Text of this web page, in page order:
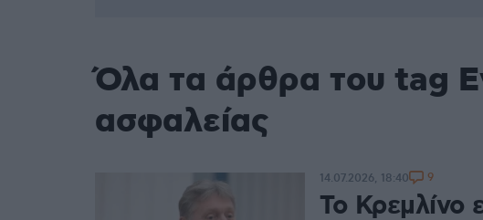
Όλα τα άρθρα του tag
ασφαλείας
Το Κρεμλίνο
14.07.2026, 18:40 9